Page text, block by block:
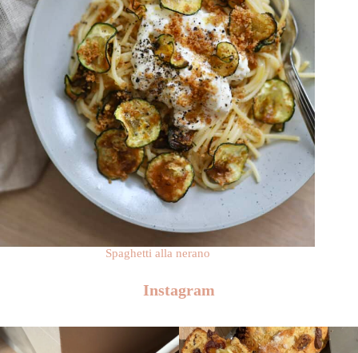
Spaghetti alla nerano
Instagram